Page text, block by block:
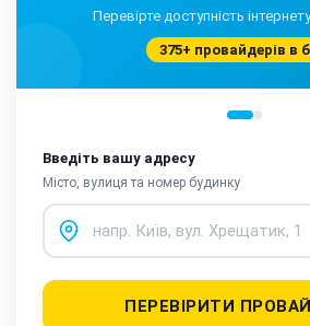
Перевірте доступність
375+ провайдерів в
Введіть вашу адресу
Місто, вулиця та номер будинку
ПЕРЕВІРИТИ